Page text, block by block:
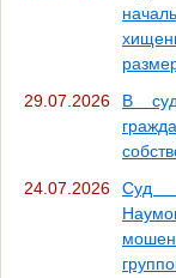
29.07.2026
В
24.07.2026
Суд